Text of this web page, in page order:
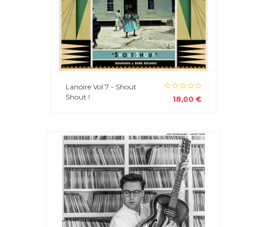
Lanoire Vol 7 - Shout
Shout !
18,00 €